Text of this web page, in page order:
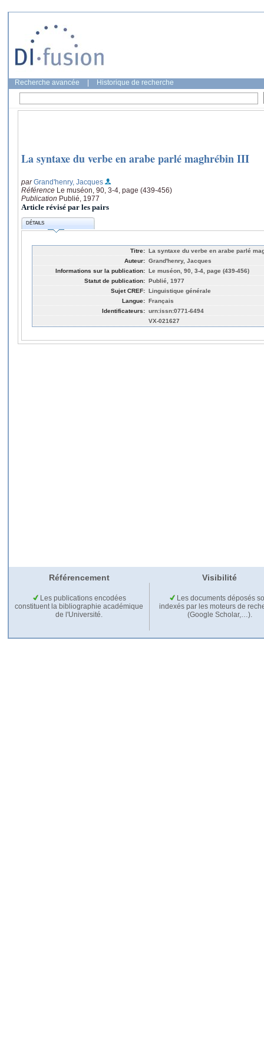
Recherche avancée Historique de recherche
La syntaxe du verbe en arabe parlé maghrébin III
parGrand'henry, Jacques
Référence Le muséon, 90, 3-4, page (439-456)
Publication Publié, 1977
Article révisé par les pairs
DÉTAILS
Titre: La syntaxe du verbe en arabe parlé
Auteur: Grand'henry, Jacques
Informations sur la publication: Le muséon, 90, 3-4, page (439-456)
Statut de publication: Publié, 1977
Sujet CREF: Linguistique générale
Langue: Français
Identificateurs: urn:issn:0771-6494
VX-021627
Référencement Visibilité
Les publications encodées
constituent la bibliographie académique
de l'Université.
Les documents déposés
indexés par les moteurs de
(Google Scholar,…).